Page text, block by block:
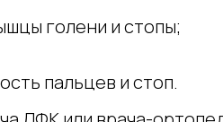
голени и стопы;
пальцев и стоп.